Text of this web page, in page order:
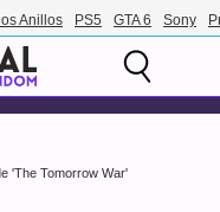
Anillos PS5 GTA 6 Sony
'The Tomorrow War'